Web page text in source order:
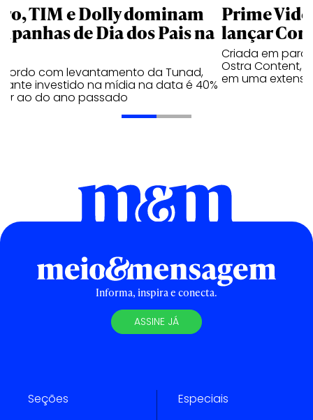
TIM e Dolly dominam
de Dia dos Pais na
com levantamento da Tunad,
investido na mídia na data é 40%
ao do ano passado
Prime
lançar
Criada em
Ostra Content,
em uma
Informa, inspira e conecta.
ASSINE JÁ
Seções Especiais